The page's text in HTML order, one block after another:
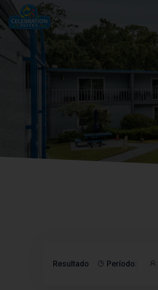
Resultado Período: